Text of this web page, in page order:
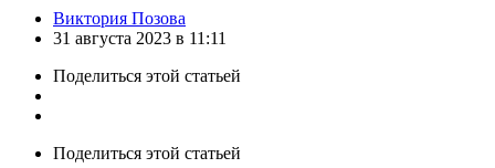
Posted
by
Виктория Позова
31 августа 2023 в 11:11
Поделиться этой статьей
Поделиться этой статьей